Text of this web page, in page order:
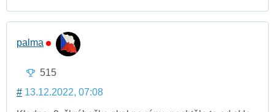
palma
515
# 13.12.2022, 07:08